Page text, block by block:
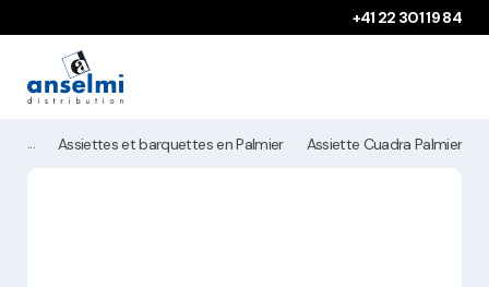
+41 22 301 19 84
Assiettes et barquettes en Palmier Assiette Cuadra Palmier